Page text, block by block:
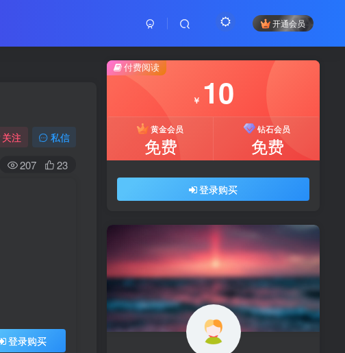
开通会员
关注 私信
207 23
登录购买
付费阅读
￥ 10
黄金会员
免费
钻石会员
免费
登录购买